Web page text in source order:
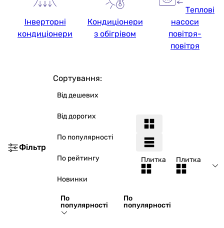
Інверторні
кондиціонери
Кондиціонери
з обігрівом
Теплові
насоси
повітря-
повітря
Фільтр
Сортування:
Від дешевих
Від дорогих
По популярності
По рейтингу
Новинки
По
популярності
По
популярності
Плитка Плитка